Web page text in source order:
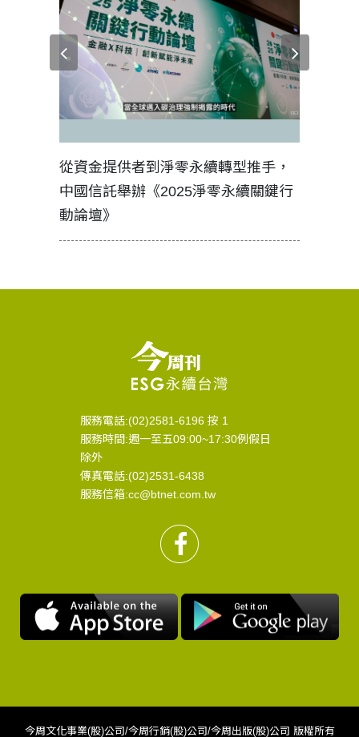
從資金提供者到淨零永續轉型推手，
中國信託舉辦《2025淨零永續關鍵行
動論壇》
服務電話:(02)2581-6196 按 1
服務時間:週一至五09:00~17:30例假日
除外
傳真電話:(02)2531-6438
服務信箱:cc@btnet.com.tw
今周文化事業(股)公司/今周行銷(股)公司/今周出版(股)公司 版權所有